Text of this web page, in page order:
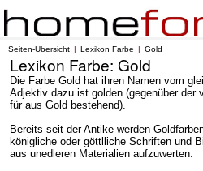
Seiten-Übersicht Lexikon Farbe Gold
Lexikon Farbe: Gold
Die Farbe Gold hat ihren Namen vom
Adjektiv dazu ist golden (gegenüber der
für aus Gold bestehend).
Bereits seit der Antike werden
königliche oder göttlliche Schriften und
aus unedleren Materialien aufzuwerten.